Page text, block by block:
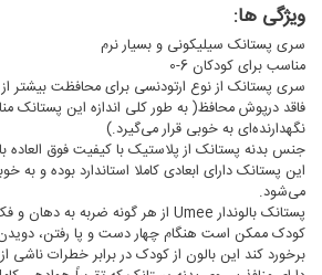
ویژگی ها:
سری پستانک سیلیکونی و بسیار نرم
مناسب برای کودکان 6-0
سری پستانک از نوع ارتودنسی برای محافظت بیشتر
فاقد درپوش محافظ( به طور کلی اندازه این پستانک
نگهدارنده‌ای به خوبی قرار می‌گیرد.)
جنس بدنه پستانک از پلاستیک با کیفیت فوق العاده
این پستانک دارای ابعادی کاملا استاندارد بوده و
می‌شود.
پستانک بالوندار Umee از هر گونه ضربه به دهان و فک کودک جلوگیری می کند.
کودک ممکن است هنگام چهار دست و پا رفتن، دویدن
برخورد کند این بالون از کودک در برابر خطرات